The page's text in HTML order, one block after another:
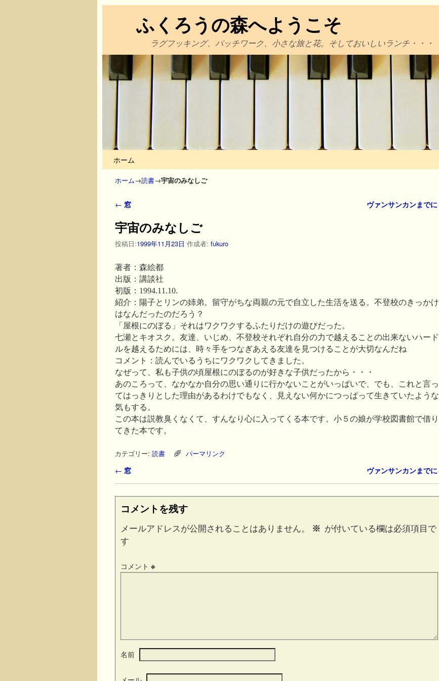
ふくろうの森へようこそ
ラグフッキング、パッチワーク、小さな旅と花。そしておいしいランチ・・・
ホーム
ホーム→読書→宇宙のみなしご
投稿ナビゲーション
← 窓 ヴァンサンカンまでに
宇宙のみなしご
投稿日:1999年11月23日 作成者: fukuro
著者：森絵都
出版：講談社
初版：1994.11.10.
紹介：陽子とリンの姉弟。留守がちな両親の元で自立した生活を送る。不登校のきっかけ
はなんだったのだろう？
「屋根にのぼる」それはワクワクするふたりだけの遊びだった。
七瀬とキオスク。友達、いじめ、不登校それぞれ自分の力で越えることの出来ないハード
ルを越えるためには、時々手をつなぎあえる友達を見つけることが大切なんだね
コメント：読んでいるうちにワクワクしてきました。
なぜって、私も子供の頃屋根にのぼるのが好きな子供だったから・・・
あのころって、なかなか自分の思い通りに行かないことがいっぱいで、でも、これと言っ
てはっきりとした理由があるわけでもなく、見えない何かにつっぱって生きていたような
気もする。
この本は説教臭くなくて、すんなり心に入ってくる本です。小５の娘が学校図書館で借り
てきた本です。
カテゴリー: 読書 パーマリンク
投稿ナビゲーション
← 窓 ヴァンサンカンまでに
コメントを残す
メールアドレスが公開されることはありません。 ※ が付いている欄は必須項目で
す
コメント ※
名前